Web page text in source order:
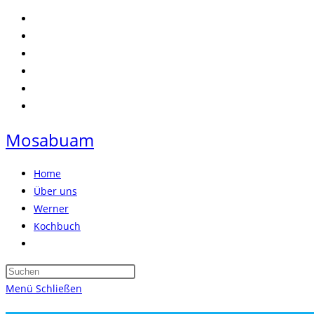
Zum
Inhalt
springen
Mosabuam
Home
Über uns
Werner
Kochbuch
umschalten
Press
Menü Schließen